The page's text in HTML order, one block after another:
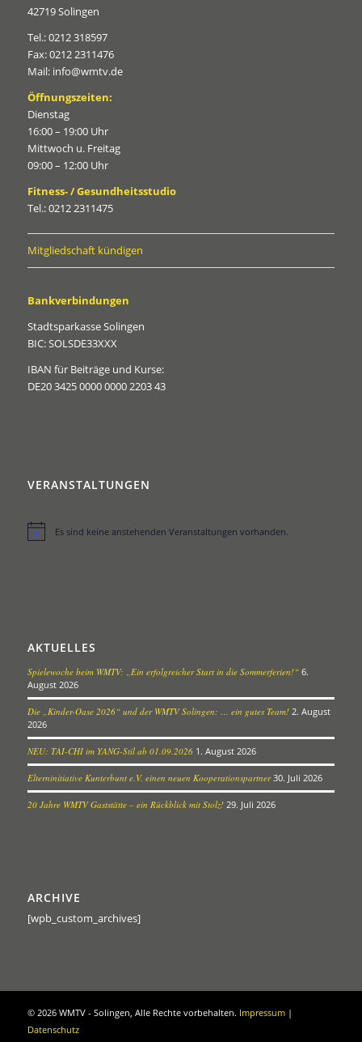
42719 Solingen
Tel.: 0212 318597
Fax: 0212 2311476
Mail: info@wmtv.de
Öffnungszeiten:
Dienstag
16:00 – 19:00 Uhr
Mittwoch u. Freitag
09:00 – 12:00 Uhr
Fitness- / Gesundheitsstudio
Tel.: 0212 2311475
Mitgliedschaft kündigen
Bankverbindungen
Stadtsparkasse Solingen
BIC: SOLSDE33XXX
IBAN für Beiträge und Kurse:
DE20 3425 0000 0000 2203 43
VERANSTALTUNGEN
HinweisEs sind keine anstehenden Veranstaltungen vorhanden.
AKTUELLES
Spielewoche beim WMTV: „Ein erfolgreicher Start in die Sommerferien!“ 6.
August 2026
Die „Kinder-Oase 2026“ und der WMTV Solingen: … ein gutes Team! 2. August
2026
NEU: TAI-CHI im YANG-Stil ab 01.09.2026 1. August 2026
Elterninitiative Kunterbunt e.V. einen neuen Kooperationspartner 30. Juli 2026
20 Jahre WMTV Gaststätte – ein Rückblick mit Stolz! 29. Juli 2026
ARCHIVE
[wpb_custom_archives]
© 2026 WMTV - Solingen, Alle Rechte vorbehalten. Impressum|
Datenschutz